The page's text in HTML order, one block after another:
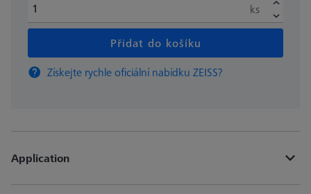
ks
Přidat do košíku
Získejte rychle oficiální nabídku ZEISS?
Application